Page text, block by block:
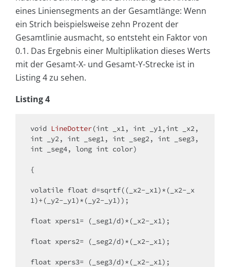
eines Liniensegments an der Gesamtlänge: Wenn
ein Strich beispielsweise zehn Prozent der
Gesamtlinie ausmacht, so entsteht ein Faktor von
0.1. Das Ergebnis einer Multiplikation dieses Werts
mit der Gesamt-X- und Gesamt-Y-Strecke ist in
Listing 4 zu sehen.
Listing 4
void LineDotter(int _x1, int _y1,int
int _y2, int _seg1, int _seg2, int
int _seg4, long int color)
{
volatile float d=sqrtf((_x2-_x1)*(_x2-_x
1)+(_y2-_y1)*(_y2-_y1));
float xpers1= (_seg1/d)*(_x2-_x1);
float xpers2= (_seg2/d)*(_x2-_x1);
float xpers3= (_seg3/d)*(_x2-_x1);